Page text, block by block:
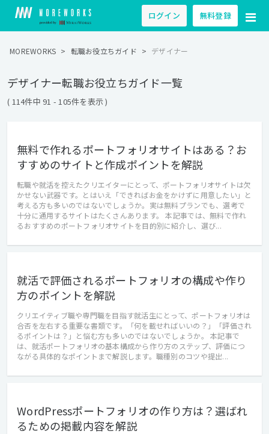
ログイン 無料登録
MOREWORKS > 転職お役立ちガイド > デザイナー
デザイナー転職お役立ちガイド一覧
( 114件中 91 - 105件を表示 )
無料で作れるポートフォリオサイトはある？お
すすめのサイトと作成ポイントを解説
転職や就活を控えたクリエイターにとって、ポートフォリオサイトは欠
かせない武器です。とはいえ「できればお金をかけずに用意したい」と
考える方も多いのではないでしょうか。実は無料プランでも、選考で
十分に通用するサイトはたくさんあります。 本記事では、無料で作れ
るおすすめのポートフォリオサイトを目的別に紹介し、選び...
就活で評価されるポートフォリオの構成や作り
方のポイントを解説
クリエイティブ職や専門職を目指す就活生にとって、ポートフォリオは
合否を左右する重要な書類です。「何を載せればいいの？」「評価され
るポイントは？」と悩む方も多いのではないでしょうか。 本記事で
は、就活ポートフォリオの基本構成から作り方のステップ、評価につ
ながる具体的なポイントまで解説します。職種別のコツや提出...
WordPressポートフォリオの作り方は？選ばれ
るための掲載内容を解説